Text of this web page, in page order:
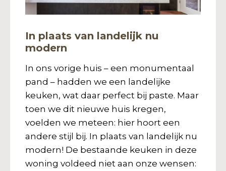
In plaats van landelijk nu
modern
In ons vorige huis – een monumentaal
pand – hadden we een landelijke
keuken, wat daar perfect bij paste. Maar
toen we dit nieuwe huis kregen,
voelden we meteen: hier hoort een
andere stijl bij. In plaats van landelijk nu
modern! De bestaande keuken in deze
woning voldeed niet aan onze wensen: